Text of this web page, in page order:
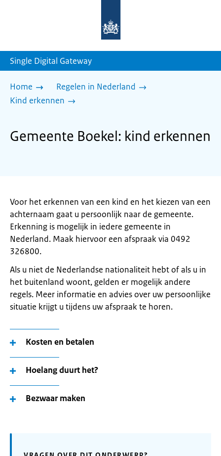
homepage
Single Digital Gateway
Home
Regelen in Nederland
Kind erkennen
Gemeente Boekel: kind erkennen
Voor het erkennen van een kind en het kiezen van een
achternaam gaat u persoonlijk naar de gemeente.
Erkenning is mogelijk in iedere gemeente in
Nederland. Maak hiervoor een afspraak via 0492
326800.
Als u niet de Nederlandse nationaliteit hebt of als u in
het buitenland woont, gelden er mogelijk andere
regels. Meer informatie en advies over uw persoonlijke
situatie krijgt u tijdens uw afspraak te horen.
Kosten en betalen
Hoelang duurt het?
Bezwaar maken